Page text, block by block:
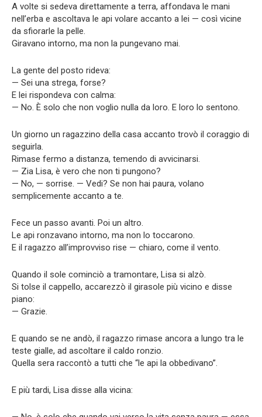
A volte si sedeva direttamente a terra, affondava le mani
nell’erba e ascoltava le api volare accanto a lei — così vicine
da sfiorarle la pelle.
Giravano intorno, ma non la pungevano mai.
La gente del posto rideva:
— Sei una strega, forse?
E lei rispondeva con calma:
— No. È solo che non voglio nulla da loro. E loro lo sentono.
Un giorno un ragazzino della casa accanto trovò il coraggio di
seguirla.
Rimase fermo a distanza, temendo di avvicinarsi.
— Zia Lisa, è vero che non ti pungono?
— No, — sorrise. — Vedi? Se non hai paura, volano
semplicemente accanto a te.
Fece un passo avanti. Poi un altro.
Le api ronzavano intorno, ma non lo toccarono.
E il ragazzo all’improvviso rise — chiaro, come il vento.
Quando il sole cominciò a tramontare, Lisa si alzò.
Si tolse il cappello, accarezzò il girasole più vicino e disse
piano:
— Grazie.
E quando se ne andò, il ragazzo rimase ancora a lungo tra le
teste gialle, ad ascoltare il caldo ronzio.
Quella sera raccontò a tutti che “le api la obbedivano”.
E più tardi, Lisa disse alla vicina: